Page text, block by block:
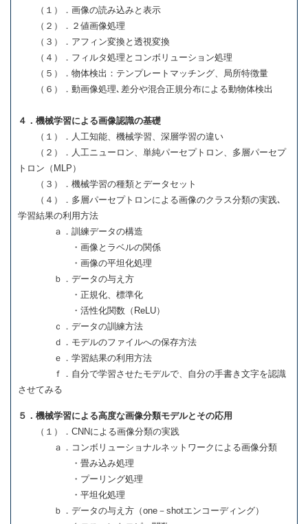
（１）．画像の読み込みと表示
（２）．２値画像処理
（３）．アフィン変換と透視変換
（４）．フィルタ処理とコンボリューション処理
（５）．物体検出：テンプレートマッチング、局所特徴量
（６）．動画像処理､差分や混合正規分布による動物体検出
４．機械学習による画像認識の基礎
（１）．人工知能、機械学習、深層学習の違い
（２）．人工ニューロン、単純パーセプトロン、多層パーセプ
トロン（MLP）
（３）．機械学習の種類とデータセット
（４）．多層パーセプトロンによる画像のクラス分類の実践､
学習結果の利用方法
ａ．訓練データの構造
・画像とラベルの関係
・画像の平坦化処理
ｂ．データの与え方
・正規化、標準化
・活性化関数（ReLU）
ｃ．データの訓練方法
ｄ．モデルのファイルへの保存方法
ｅ．学習結果の利用方法
ｆ．自分で学習させたモデルで、自分の手書き文字を認識
させてみる
５．機械学習による高度な画像分類モデルとその応用
（１）．CNNによる画像分類の実践
ａ．コンボリューショナルネットワークによる画像分類
・畳み込み処理
・プーリング処理
・平坦化処理
ｂ．データの与え方（one－shotエンコーディング）